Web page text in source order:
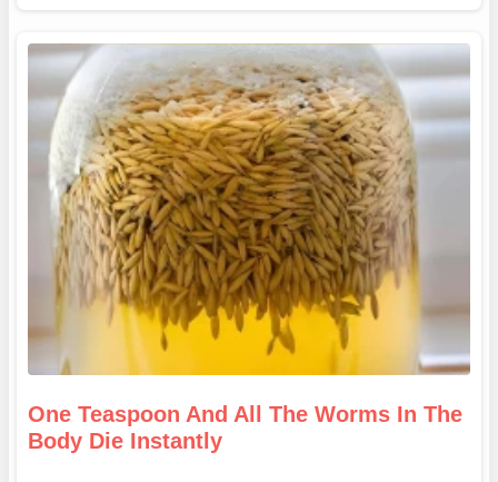
One Teaspoon And All The Worms In The
Body Die Instantly